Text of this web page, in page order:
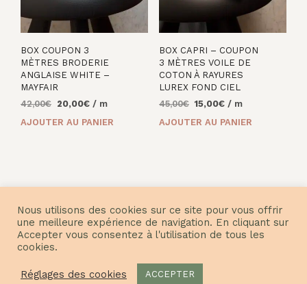
BOX COUPON 3
MÈTRES BRODERIE
ANGLAISE WHITE –
MAYFAIR
42,00€ Le
20,00€Le/ m
AJOUTER AU PANIER
BOX CAPRI – COUPON
3 MÈTRES VOILE DE
COTON À RAYURES
LUREX FOND CIEL
45,00€ Le
15,00€Le/ m
AJOUTER AU PANIER
Nous utilisons des cookies sur ce site pour vous offrir
une meilleure expérience de navigation. En cliquant sur
Accepter vous consentez à l'utilisation de tous les
cookies.
Réglages des cookies ACCEPTER